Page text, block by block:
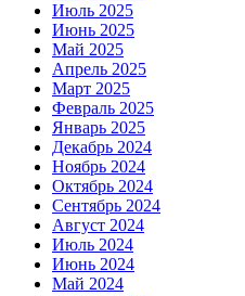
Июль 2025
Июнь 2025
Май 2025
Апрель 2025
Март 2025
Февраль 2025
Январь 2025
Декабрь 2024
Ноябрь 2024
Октябрь 2024
Сентябрь 2024
Август 2024
Июль 2024
Июнь 2024
Май 2024